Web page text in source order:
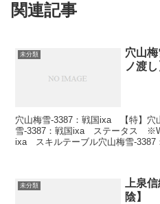
関連記事
未分類
穴山
ノ渡し
穴山梅雪-3387：戦国ixa 【特】
雪-3387：戦国ixa ステータス
ixa スキルテーブル穴山梅雪-
未分類
上泉
陰】